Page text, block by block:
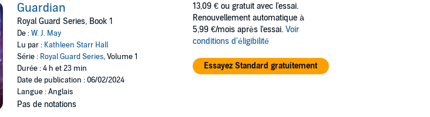
Guardian
Royal Guard Series, Book 1
De :W. J. May
Lu par : Kathleen Starr Hall
Série : Royal Guard Series, Volume 1
Durée : 4 h et 23 min
Date de publication : 06/02/2024
Langue : Anglais
Pas de notations
13,09 € ou gratuit avec l'essai.
Renouvellement automatique à
5,99 €/mois après l'essai. Voir
conditions d'éligibilité
Essayez Standard gratuitement